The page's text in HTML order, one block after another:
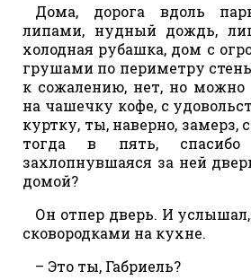
Дома, дорога вдоль
липами, нудный дождь,
холодная рубашка, дом с
грушами по периметру
к сожалению, нет, но можно
на чашечку кофе, с
куртку, ты, наверно, замерз,
тогда в пять, спасибо
захлопнувшаяся за ней
домой?
Он отпер дверь. И
сковородками на кухне.
– Это ты, Габриель?